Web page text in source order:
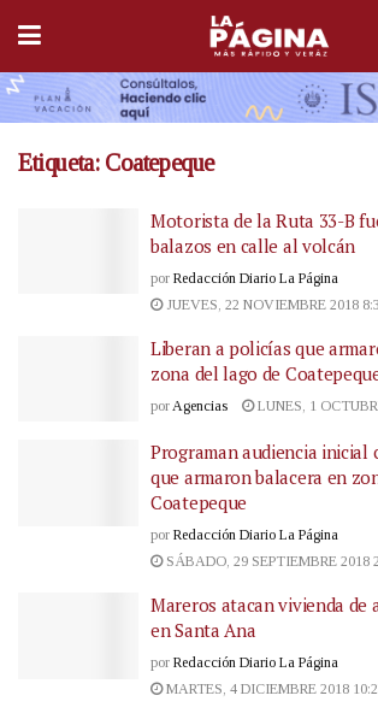
Etiqueta: Coatepeque
Motorista de la Ruta 33-B
balazos en calle al volcán
por Redacción Diario La Página
JUEVES, 22 NOVIEMBRE 2018
Liberan a policías que
zona del lago de
por Agencias LUNES, 1
Programan audiencia inicial
que armaron balacera en
Coatepeque
por Redacción Diario La Página
SÁBADO, 29 SEPTIEMBRE 2018
Mareros atacan vivienda de
en Santa Ana
por Redacción Diario La Página
MARTES, 4 DICIEMBRE 2018